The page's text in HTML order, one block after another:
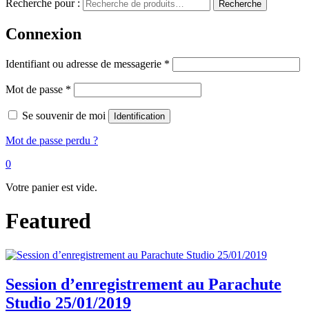
Recherche pour : Recherche
Connexion
Identifiant ou adresse de messagerie *
Mot de passe *
Se souvenir de moi Identification
Mot de passe perdu ?
0
Votre panier est vide.
Featured
Session d’enregistrement au Parachute
Studio 25/01/2019